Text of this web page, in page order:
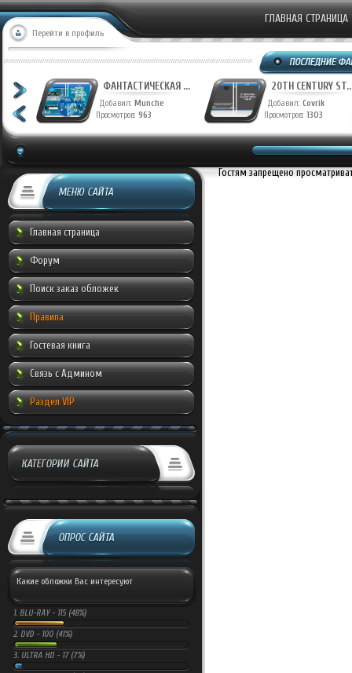
Перейти в профиль
ГЛАВНАЯ СТРАНИЦА
ФАНТАСТИЧЕСКАЯ ...
Добавил: Munche
Просмотров: 963
20TH CENTURY
Добавил: Covrik
Просмотров: 1303
МЕНЮ САЙТА
Главная страница
Форум
Поиск заказ обложек
Правила
Гостевая книга
Связь с Админом
Раздел VIP
КАТЕГОРИИ САЙТА
ОПРОС САЙТА
Какие обложки Вас интересуют
1. BLU-RAY - 115 (48%)
2. DVD - 100 (41%)
3. ULTRA HD - 17 (7%)
Гостям запрещено